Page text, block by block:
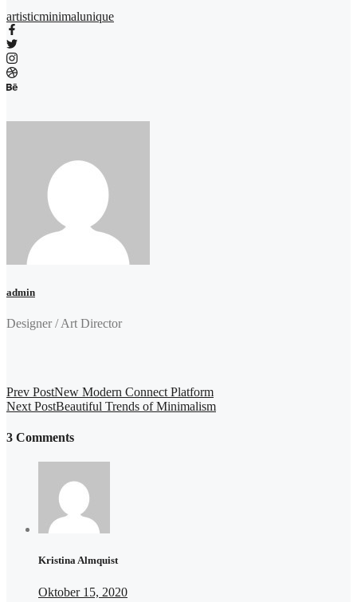
artisticminimalunique
admin
Designer / Art Director
Prev PostNew Modern Connect Platform
Next PostBeautiful Trends of Minimalism
3 Comments
Kristina Almquist
Oktober 15, 2020